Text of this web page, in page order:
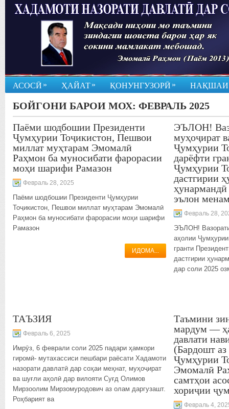
АСОСӢ » ҲАЙАТ» ҚОНУНГУЗОРӢ »
БОЙГОНИ БАРОИ МОХ: ФЕВРАЛЬ 2025
Паёми шодбошии Президенти
Ҷумҳурии Тоҷикистон, Пешвои
миллат муҳтарам Эмомалӣ
Раҳмон ба муносибати фарорасии
моҳи шарифи Рамазон
Февраль 28, 2025
Паёми шодбошии Президенти Ҷумҳурии
Тоҷикистон, Пешвои миллат муҳтарам Эмомалӣ
Раҳмон ба муносибати фарорасии моҳи шарифи
Рамазон
ИДОМА...
ЭЪЛОН!
муҳоҷират
Ҷумҳурии
дарёфти
Ҷумҳурии
дастгирии
ҳунармандӣ
эълон
Февраль 28,
ЭЪЛОН!
аҳолии
гранти
дастгирии
дар соли 2025
ТАЪЗИЯ
Февраль 6, 2025
Имрӯз, 6 феврали соли 2025 падари ҳамкори
гиромӣ- мутахассиси пешбари раёсати Хадамоти
назорати давлатӣ дар соҳаи меҳнат, муҳоҷират
ва шуғли аҳолӣ дар вилояти Суғд Олимов
Мирзоолим Мирзомуродович аз олам даргузашт.
Роҳбарият ва
Таъмини
мардум —
давлати
(Бардошт
Ҷумҳурии
Эмомалӣ
самтҳои
хориҷии
Февраль 4,